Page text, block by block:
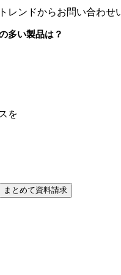
レンドからお問い合わせ
多い製品は？
を
まとめて資料請求